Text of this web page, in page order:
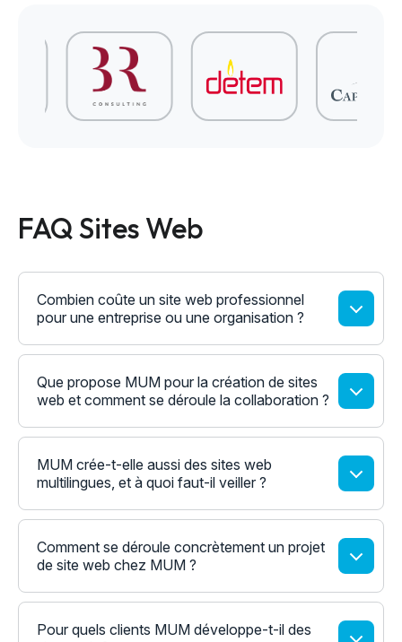
FAQ Sites Web
Combien coûte un site web professionnel
pour une entreprise ou une organisation ?
Que propose MUM pour la création de sites
web et comment se déroule la collaboration ?
MUM crée-t-elle aussi des sites web
multilingues, et à quoi faut-il veiller ?
Comment se déroule concrètement un projet
de site web chez MUM ?
Pour quels clients MUM développe-t-il des